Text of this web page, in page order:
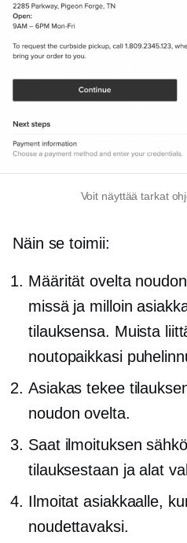
Voit näyttää tarkat
Näin se toimii:
Määrität ovelta
missä ja milloin
tilauksensa. Muista
noutopaikkasi
Asiakas tekee
noudon ovelta.
Saat ilmoituksen
tilauksestaan ​​ja alat
Ilmoitat asiakkaalle,
noudettavaksi.